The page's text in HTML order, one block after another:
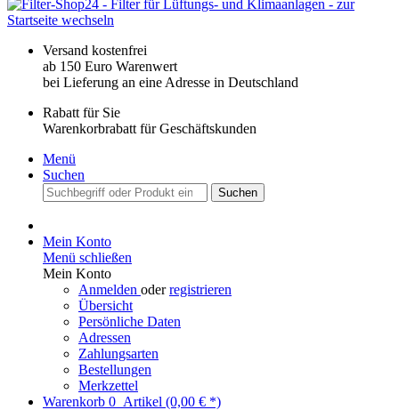
Versand kostenfrei
ab 150 Euro Warenwert
bei Lieferung an eine Adresse in Deutschland
Rabatt für Sie
Warenkorbrabatt für Geschäftskunden
Menü
Suchen
Suchen
Mein Konto
Menü schließen
Mein Konto
Anmelden oderregistrieren
Übersicht
Persönliche Daten
Adressen
Zahlungsarten
Bestellungen
Merkzettel
Warenkorb 0 Artikel (0,00 € *)